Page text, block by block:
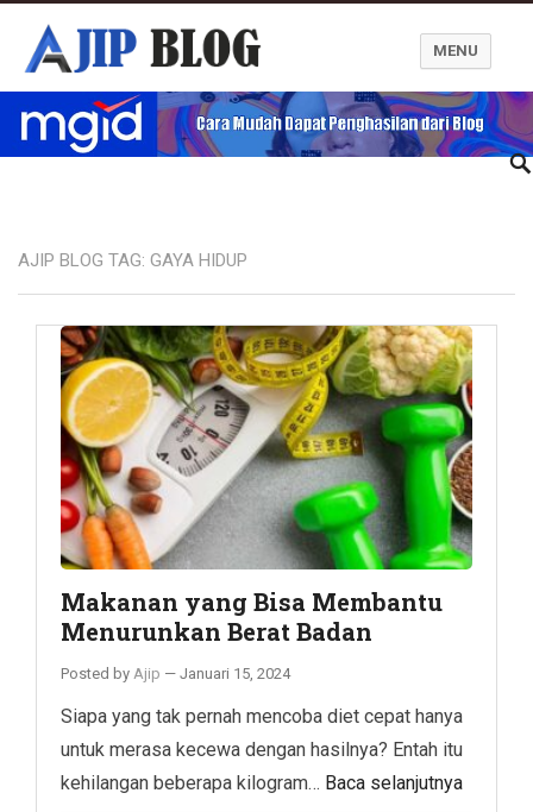
Ajip Blog
MENU
AJIP BLOG TAG: GAYA HIDUP
Makanan yang Bisa Membantu
Menurunkan Berat Badan
Posted by Ajip — Januari 15, 2024
Siapa yang tak pernah mencoba diet cepat hanya
untuk merasa kecewa dengan hasilnya? Entah itu
kehilangan beberapa kilogram… Baca selanjutnya